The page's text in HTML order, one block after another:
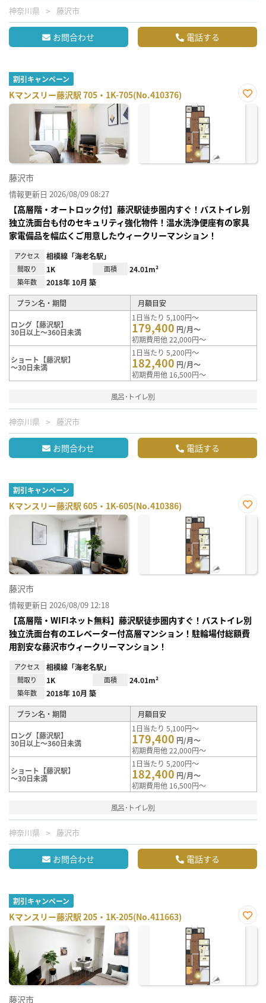
神奈川県 藤沢市
お問合わせ 電話する
割引キャンペーン
Kマンスリー藤沢駅 705・1K-705(No.410376)
お気
藤沢市
情報更新日 2026/08/09 08:27
【高層階・オートロック付】藤沢駅徒歩圏内すぐ！バストイレ別
独立洗面台も付のセキュリティ強化物件！温水洗浄便座有の家具
家電備品を幅広くご用意したウィークリーマンション！
アクセス 相模線「海老名駅」
間取り 1K 面積 24.01m²
築年数 2018年 10月 築
プラン名・期間 月額目安
ロング【藤沢駅】
30日以上～360日未満
1日当たり 5,100円～
179,400 円/月～
初期費用他 22,000円～
ショート【藤沢駅】
～30日未満
1日当たり 5,200円～
182,400 円/月～
初期費用他 16,500円～
風呂･トイレ別
神奈川県 藤沢市
お問合わせ 電話する
割引キャンペーン
Kマンスリー藤沢駅 605・1K-605(No.410386)
お気
藤沢市
情報更新日 2026/08/09 12:18
【高層階・WIFIネット無料】藤沢駅徒歩圏内すぐ！バストイレ別
独立洗面台有のエレベーター付高層マンション！駐輪場付総額費
用割安な藤沢市ウィークリーマンション！
アクセス 相模線「海老名駅」
間取り 1K 面積 24.01m²
築年数 2018年 10月 築
プラン名・期間 月額目安
ロング【藤沢駅】
30日以上～360日未満
1日当たり 5,100円～
179,400 円/月～
初期費用他 22,000円～
ショート【藤沢駅】
～30日未満
1日当たり 5,200円～
182,400 円/月～
初期費用他 16,500円～
風呂･トイレ別
神奈川県 藤沢市
お問合わせ 電話する
割引キャンペーン
Kマンスリー藤沢駅 205・1K-205(No.411663)
お気
藤沢市